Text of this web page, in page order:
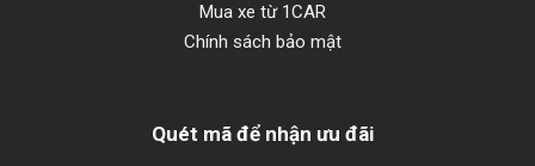
Mua xe từ 1CAR
Chính sách bảo mật
Quét mã để nhận ưu đãi